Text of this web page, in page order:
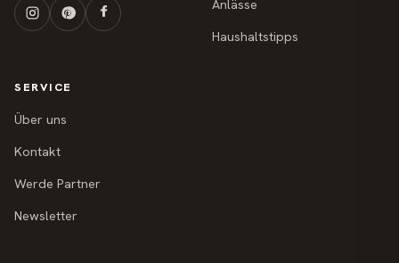
Anlässe
Haushaltstipps
SERVICE
Über uns
Kontakt
Werde Partner
Newsletter